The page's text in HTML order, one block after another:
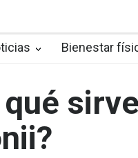
Bienestar